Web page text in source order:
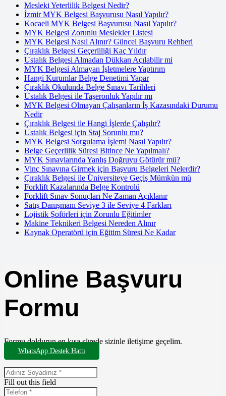
Mesleki Yeterlilik Belgesi Nedir?
İzmir MYK Belgesi Başvurusu Nasıl Yapılır?
Kocaeli MYK Belgesi Başvurusu Nasıl Yapılır?
MYK Belgesi Zorunlu Meslekler Listesi
MYK Belgesi Nasıl Alınır? Güncel Başvuru Rehberi
Çıraklık Belgesi Geçerliliği Kaç Yıldır
Ustalık Belgesi Almadan Dükkan Açılabilir mi
MYK Belgesi Almayan İşletmelere Yaptırım
Hangi Kurumlar Belge Denetimi Yapar
Çıraklık Okulunda Belge Sınavı Tarihleri
Ustalık Belgesi ile Taşeronluk Yapılır mı
MYK Belgesi Olmayan Çalışanların İş Kazasındaki Durumu
Nedir
Çıraklık Belgesi ile Hangi İşlerde Çalışılır?
Ustalık Belgesi için Staj Sorunlu mu?
MYK Belgesi Sorgulama İşlemi Nasıl Yapılır?
Belge Geçerlilik Süresi Bitince Ne Yapılmalı?
MYK Sınavlarında Yanlış Doğruyu Götürür mü?
Vinç Sınavına Girmek için Başvuru Belgeleri Nelerdir?
Çıraklık Belgesi ile Üniversiteye Geçiş Mümkün mü
Forklift Kazalarında Belge Kontrolü
Forklift Sınav Sonuçları Ne Zaman Açıklanır
Satış Danışmanı Seviye 3 ile Seviye 4 Farkları
Lojistik Şoförleri için Zorunlu Eğitimler
Makine Teknikeri Belgesi Nereden Alınır
Kaynak Operatörü için Eğitim Süresi Ne Kadar
Online Başvuru
Formu
Formu doldurun en kısa sürede sizinle iletişime geçelim.
WhatsApp Destek Hattı
Fill out this field